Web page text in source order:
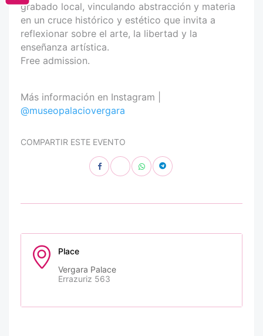
grabado local, vinculando abstracción y materia
en un cruce histórico y estético que invita a
reflexionar sobre el arte, la libertad y la
enseñanza artística.
Free admission.
Más información en Instagram |
@museopalaciovergara
COMPARTIR ESTE EVENTO
Place
Vergara Palace
Errazuriz 563